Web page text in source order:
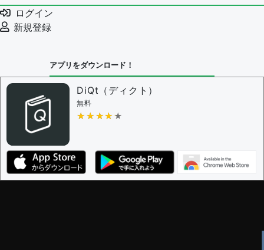
ログイン
新規登録
アプリをダウンロード！
DiQt（ディクト）
無料
★★★★★
★★★★★